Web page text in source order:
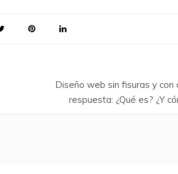
Diseño web sin fisuras y con
respuesta: ¿Qué es? ¿Y